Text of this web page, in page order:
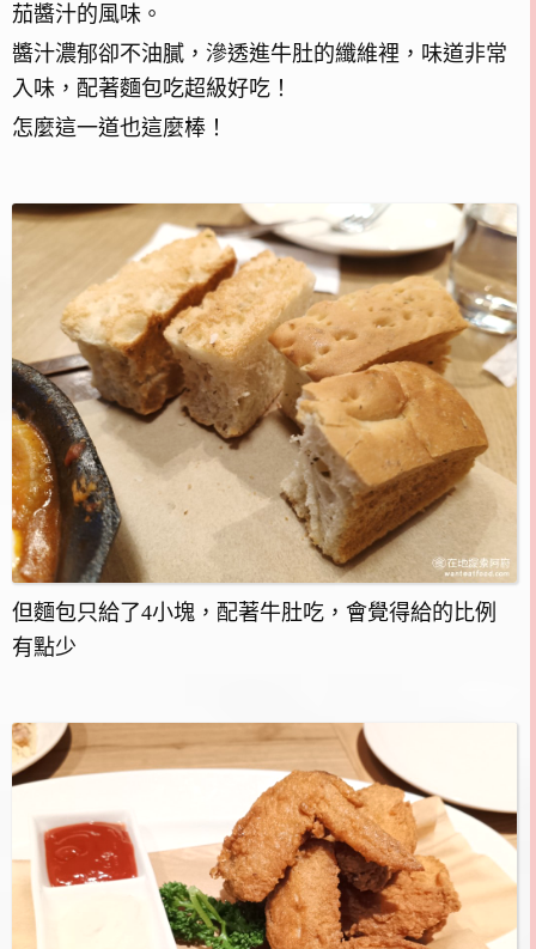
茄醬汁的風味。
醬汁濃郁卻不油膩，滲透進牛肚的纖維裡，味道非常
入味，配著麵包吃超級好吃！
怎麼這一道也這麼棒！
但麵包只給了4小塊，配著牛肚吃，會覺得給的比例
有點少